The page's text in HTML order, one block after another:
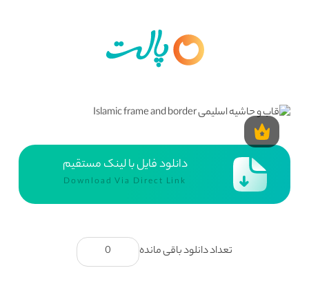
دانلود فایل با لینک مستقیم
Download Via Direct Link
تعداد دانلود باقی مانده 0